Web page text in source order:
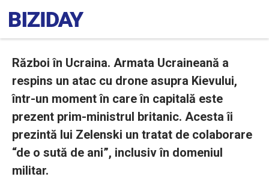
Război în Ucraina. Armata Ucraineană a
respins un atac cu drone asupra Kievului,
într-un moment în care în capitală este
prezent prim-ministrul britanic. Acesta îi
prezintă lui Zelenski un tratat de colaborare
“de o sută de ani”, inclusiv în domeniul
militar.